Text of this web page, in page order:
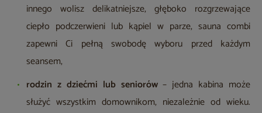
innego wolisz delikatniejsze, głęboko rozgrzewające
ciepło podczerwieni lub kąpiel w parze, sauna combi
zapewni Ci pełną swobodę wyboru przed każdym
seansem,
rodzin z dziećmi lub seniorów– jedna kabina może
służyć wszystkim domownikom, niezależnie od wieku.